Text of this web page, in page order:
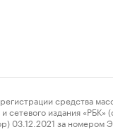
средства
издания «РБК»
03.12.2021 за